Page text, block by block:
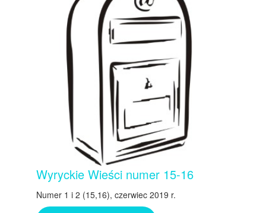
Wyryckie Wieści numer 15-16
Numer 1 i 2 (15,16), czerwiec 2019 r.